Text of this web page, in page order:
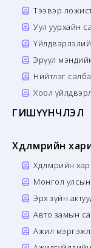
Тээвэр
Уул уурхайн
Эрүүл
Нийтлэг
Хоол
ГИШҮҮНЧЛЭЛ
Хөдөлмөрийн
Хөдөлмөрийн
Монгол улсын
Эрх зүйн
Авто замын
Ажил